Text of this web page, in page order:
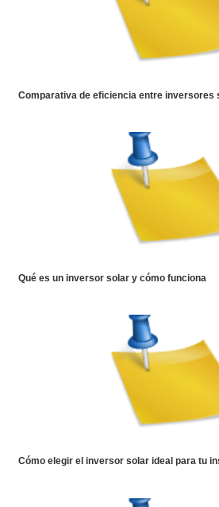
Comparativa de eficiencia entre inversores
Qué es un inversor solar y cómo funciona
Cómo elegir el inversor solar ideal para tu